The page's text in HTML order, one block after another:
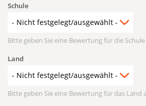
Schule
Bitte geben Sie eine Bewertung für die
Land
Bitte geben Sie eine Bewertung für das Land